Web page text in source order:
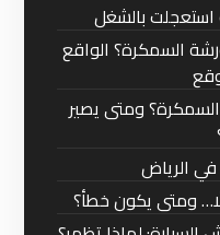
استعجلت بالشغل
السمكرة؟ الواقع
ومتى يصير
الرياض
ومتى يكون خطأ؟